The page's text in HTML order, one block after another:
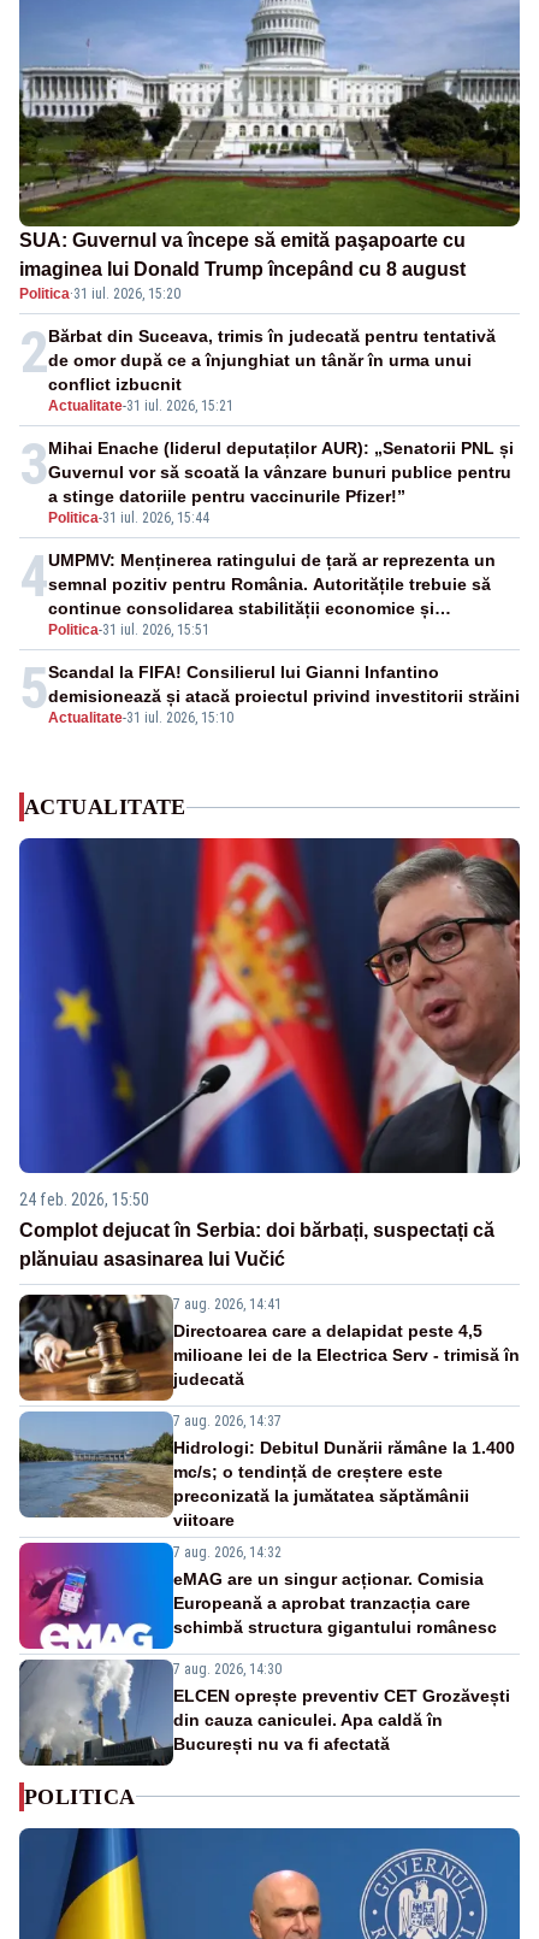
SUA: Guvernul va începe să emită paşapoarte cu
imaginea lui Donald Trump începând cu 8 august
Politica·31 iul. 2026, 15:20
2
Actualitate-31 iul. 2026, 15:21
Bărbat din Suceava, trimis în judecată pentru tentativă
de omor după ce a înjunghiat un tânăr în urma unui
conflict izbucnit
3
Politica-31 iul. 2026, 15:44
Mihai Enache (liderul deputaților AUR): „Senatorii PNL și
Guvernul vor să scoată la vânzare bunuri publice pentru
a stinge datoriile pentru vaccinurile Pfizer!”
4
Politica-31 iul. 2026, 15:51
UMPMV: Menținerea ratingului de țară ar reprezenta un
semnal pozitiv pentru România. Autoritățile trebuie să
continue consolidarea stabilității economice și
financiare
5Actualitate-31 iul. 2026, 15:10
Scandal la FIFA! Consilierul lui Gianni Infantino
demisionează și atacă proiectul privind investitorii străini
ACTUALITATE
24 feb. 2026, 15:50
Complot dejucat în Serbia: doi bărbați, suspectați că
plănuiau asasinarea lui Vučić
7 aug. 2026, 14:41
Directoarea care a delapidat peste 4,5
milioane lei de la Electrica Serv - trimisă în
judecată
7 aug. 2026, 14:37
Hidrologi: Debitul Dunării rămâne la 1.400
mc/s; o tendință de creștere este
preconizată la jumătatea săptămânii
viitoare
7 aug. 2026, 14:32
eMAG are un singur acționar. Comisia
Europeană a aprobat tranzacția care
schimbă structura gigantului românesc
7 aug. 2026, 14:30
ELCEN oprește preventiv CET Grozăvești
din cauza caniculei. Apa caldă în
București nu va fi afectată
POLITICA